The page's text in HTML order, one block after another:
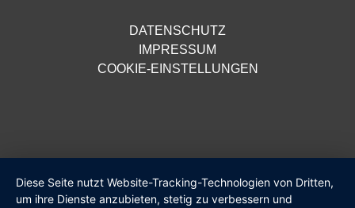
DATENSCHUTZ
IMPRESSUM
COOKIE-EINSTELLUNGEN
Diese Seite nutzt Website-Tracking-Technologien von Dritten,
um ihre Dienste anzubieten, stetig zu verbessern und